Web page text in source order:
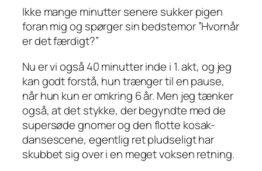
Ikke mange minutter senere sukker pigen
foran mig og spørger sin bedstemor”Hvornår
er det færdigt?”
Nu er vi også 40 minutter inde i 1. akt, og jeg
kan godt forstå, hun trænger til en pause,
når hun kun er omkring 6 år. Men jeg tænker
også, at det stykke, der begyndte med de
supersøde gnomer og den flotte kosak-
dansescene, egentlig ret pludseligt har
skubbet sig over i en meget voksen retning.